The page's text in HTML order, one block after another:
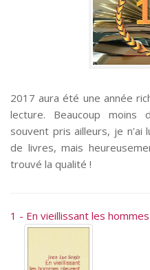
2017 aura été une année
lecture. Beaucoup
souvent pris ailleurs, je n'ai
de livres, mais
trouvé la qualité !
1 - En vieillissant les